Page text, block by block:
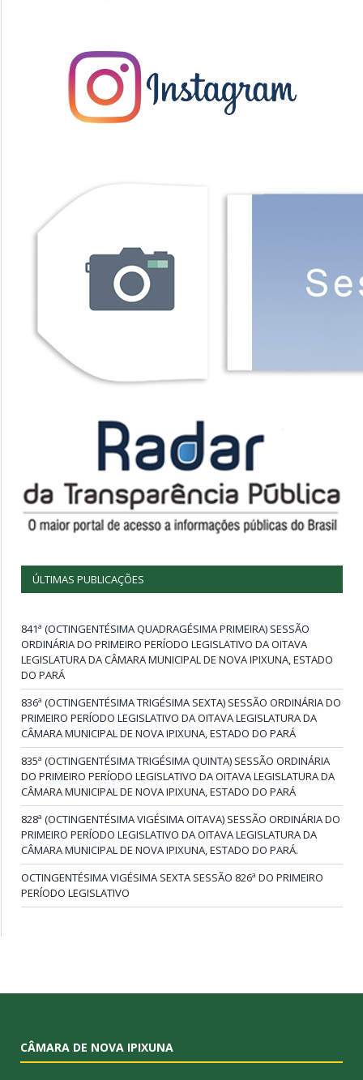
ÚLTIMAS PUBLICAÇÕES
841ª (OCTINGENTÉSIMA QUADRAGÉSIMA PRIMEIRA) SESSÃO
ORDINÁRIA DO PRIMEIRO PERÍODO LEGISLATIVO DA OITAVA
LEGISLATURA DA CÂMARA MUNICIPAL DE NOVA IPIXUNA, ESTADO
DO PARÁ
836ª (OCTINGENTÉSIMA TRIGÉSIMA SEXTA) SESSÃO ORDINÁRIA DO
PRIMEIRO PERÍODO LEGISLATIVO DA OITAVA LEGISLATURA DA
CÂMARA MUNICIPAL DE NOVA IPIXUNA, ESTADO DO PARÁ
835ª (OCTINGENTÉSIMA TRIGÉSIMA QUINTA) SESSÃO ORDINÁRIA
DO PRIMEIRO PERÍODO LEGISLATIVO DA OITAVA LEGISLATURA DA
CÂMARA MUNICIPAL DE NOVA IPIXUNA, ESTADO DO PARÁ
828ª (OCTINGENTÉSIMA VIGÉSIMA OITAVA) SESSÃO ORDINÁRIA DO
PRIMEIRO PERÍODO LEGISLATIVO DA OITAVA LEGISLATURA DA
CÂMARA MUNICIPAL DE NOVA IPIXUNA, ESTADO DO PARÁ.
OCTINGENTÉSIMA VIGÉSIMA SEXTA SESSÃO 826ª DO PRIMEIRO
PERÍODO LEGISLATIVO
CÂMARA DE NOVA IPIXUNA